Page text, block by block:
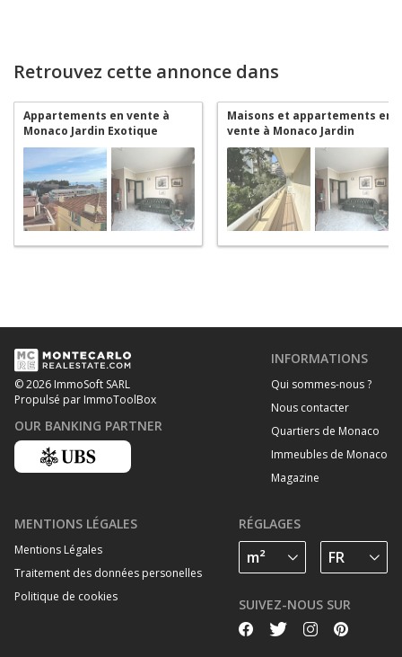
Retrouvez cette annonce dans
Appartements en vente à
Monaco Jardin Exotique
Maisons et appartements en
vente à Monaco Jardin
Exotique
© 2026 ImmoSoft SARL
Propulsé par ImmoToolBox
OUR BANKING PARTNER
INFORMATIONS
Qui sommes-nous ?
Nous contacter
Quartiers de Monaco
Immeubles de Monaco
Magazine
MENTIONS LÉGALES
Mentions Légales
Traitement des données personelles
Politique de cookies
RÉGLAGES
SUIVEZ-NOUS SUR